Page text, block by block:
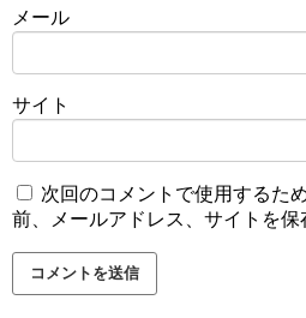
メール
サイト
次回のコメントで使用するた
前、メールアドレス、サイトを保